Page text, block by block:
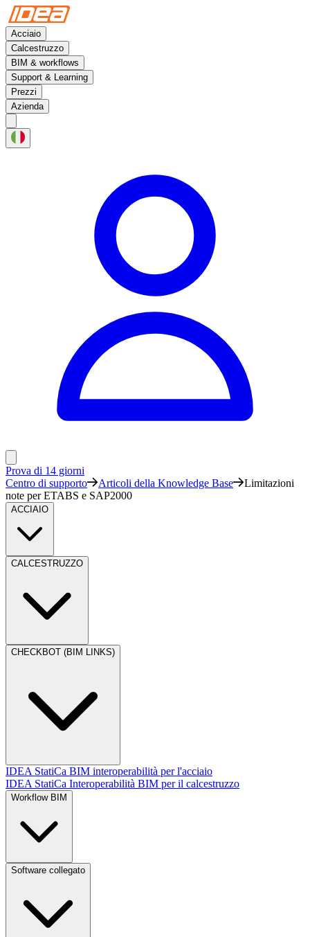
Acciaio
Calcestruzzo
BIM & workflows
Support & Learning
Prezzi
Azienda
Prova di 14 giorni
Centro di supporto
Articoli della Knowledge Base
Limitazioni
note per ETABS e SAP2000
ACCIAIO
CALCESTRUZZO
CHECKBOT (BIM LINKS)
IDEA StatiCa BIM interoperabilità per l'acciaio
IDEA StatiCa Interoperabilità BIM per il calcestruzzo
Workflow BIM
Software collegato